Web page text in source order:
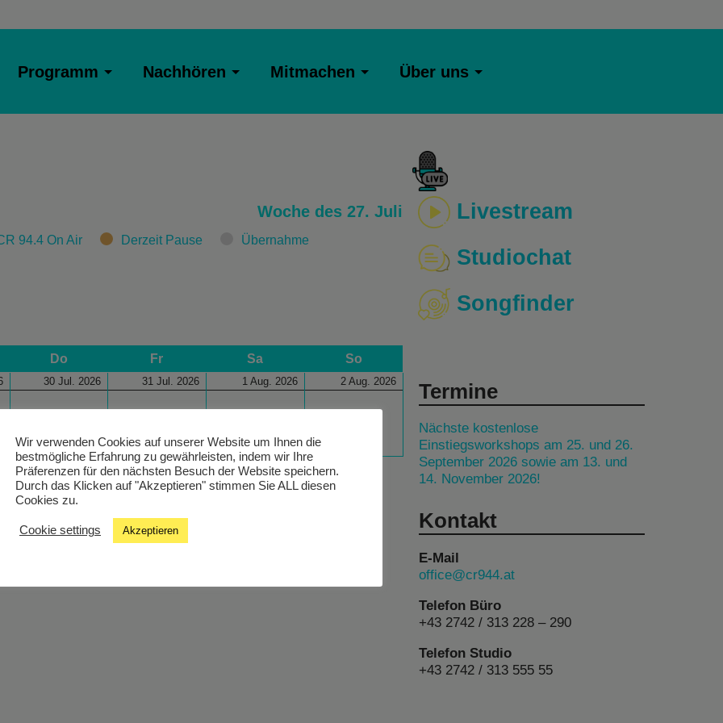
Programm Nachhören Mitmachen Über uns
Woche des 27. Juli
94.4 On Air Derzeit Pause Übernahme
Do Fr Sa So
30 Jul. 2026 31 Jul. 2026 1 Aug. 2026 2 Aug. 2026
Livestream
Studiochat
Songfinder
Termine
Nächste kostenlose
Einstiegsworkshops am 25. und 26.
September 2026 sowie am 13. und
14. November 2026!
Kontakt
E-Mail
office@cr944.at
Telefon Büro
+43 2742 / 313 228 – 290
Telefon Studio
+43 2742 / 313 555 55
Wir verwenden Cookies auf unserer Website um Ihnen die
bestmögliche Erfahrung zu gewährleisten, indem wir Ihre
Präferenzen für den nächsten Besuch der Website speichern.
Durch das Klicken auf "Akzeptieren" stimmen Sie ALL diesen
Cookies zu.
Cookie settings Akzeptieren